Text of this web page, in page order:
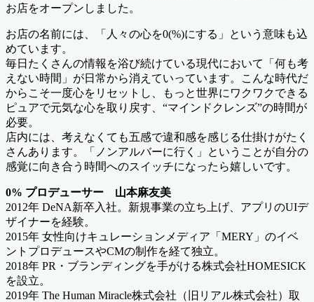
お店をオープンしました。
お店の名前には、「人々の心を0(%)にする」という意味も込
めています。
毎日たくさんの情報を浴び続けている現代において「何も考
えない時間」が日常から消えていっています。こんな時代だ
からこそ一度心をリセットし、もっと世界にワクワクできる
ピュアで元気な心を取り戻す、“マインドクレンズ”の時間が
必要。
店内には、考えなくても五感で違和感を感じる仕掛けがたく
さんあります。「ノンアルバーに行く」ということが自分の
感覚に向き合う時間へのスイッチになったら嬉しいです。
0% プロデューサー 山本麻友美
2012年 DeNA新卒入社。新規事業の立ち上げ、アプリのUIデ
ザイナーを経験。
2015年 女性向けキュレーションメディア「MERY」のイベ
ントプロデュースやCMの制作を経て独立。
2018年 PR・ブランディングを手がける株式会社HOMESICK
を設立。
2019年 The Human Miracle株式会社（旧リアル株式会社）取